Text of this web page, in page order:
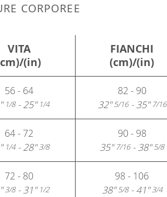
CORPOREE
VITA
(in)
FIANCHI
(cm)/(in)
56 - 64
1/8- 25"1/4
82 - 90
32"5/16- 35"7/16
64 - 72
1/4- 28"3/8
90 - 98
35"7/16- 38"5/8
72 - 80
3/8- 31"1/2
98 - 106
38"5/8- 41"3/4